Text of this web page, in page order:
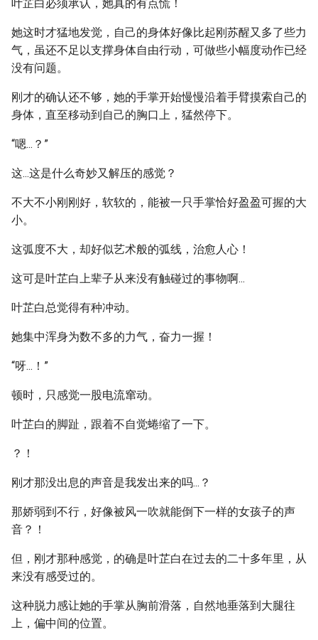
叶芷白必须承认，她真的有点慌！
她这时才猛地发觉，自己的身体好像比起刚苏醒又多了些力
气，虽还不足以支撑身体自由行动，可做些小幅度动作已经
没有问题。
刚才的确认还不够，她的手掌开始慢慢沿着手臂摸索自己的
身体，直至移动到自己的胸口上，猛然停下。
“嗯...？”
这...这是什么奇妙又解压的感觉？
不大不小刚刚好，软软的，能被一只手掌恰好盈盈可握的大
小。
这弧度不大，却好似艺术般的弧线，治愈人心！
这可是叶芷白上辈子从来没有触碰过的事物啊...
叶芷白总觉得有种冲动。
她集中浑身为数不多的力气，奋力一握！
“呀...！”
顿时，只感觉一股电流窜动。
叶芷白的脚趾，跟着不自觉蜷缩了一下。
？！
刚才那没出息的声音是我发出来的吗...？
那娇弱到不行，好像被风一吹就能倒下一样的女孩子的声
音？！
但，刚才那种感觉，的确是叶芷白在过去的二十多年里，从
来没有感受过的。
这种脱力感让她的手掌从胸前滑落，自然地垂落到大腿往
上，偏中间的位置。